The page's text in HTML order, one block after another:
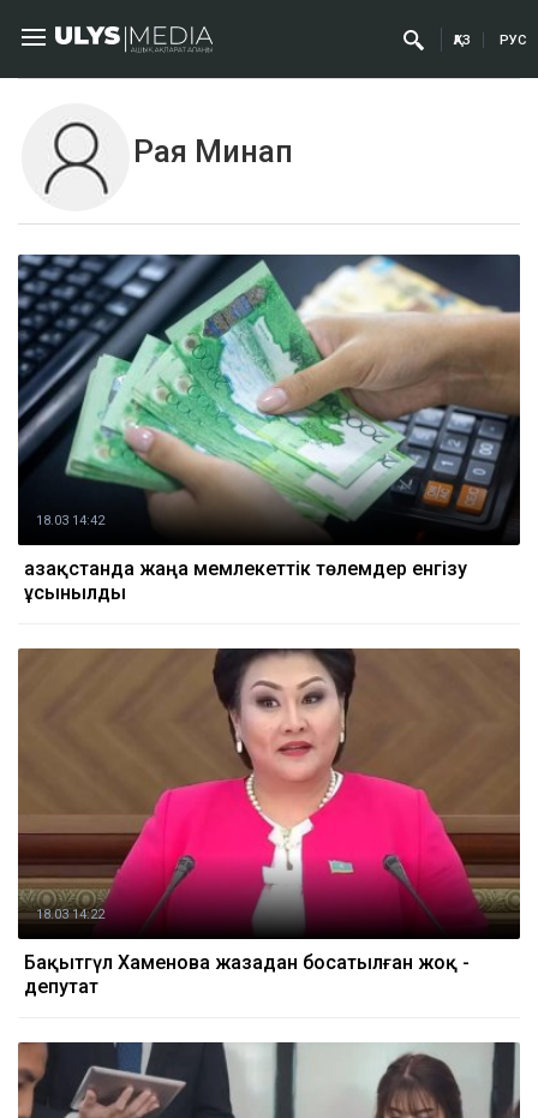
ҚАЗ РУС
Рая Минап
18.03 14:42
Қазақстанда жаңа мемлекеттік төлемдер енгізу
ұсынылды
18.03 14:22
Бақытгүл Хаменова жазадан босатылған жоқ -
депутат